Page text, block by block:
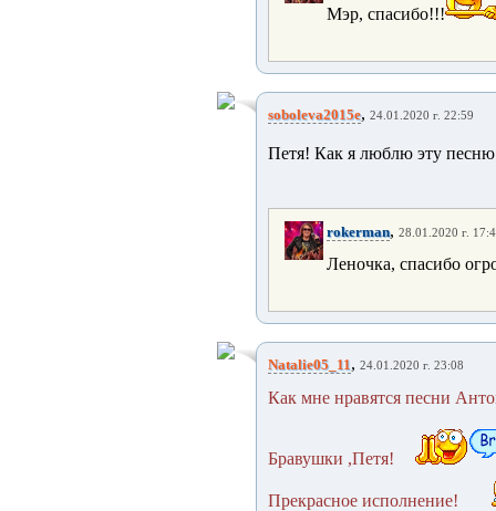
Мэр, спасибо!!!
soboleva2015e, 24.01.2020 г. 22:59
Петя! Как я люблю эту
rokerman, 28.01.2020 г.
Леночка, спасибо
Natalie05_11, 24.01.2020 г. 23:08
Как мне нравятся песни
Бравушки ,Петя!
Прекрасное исполнение!